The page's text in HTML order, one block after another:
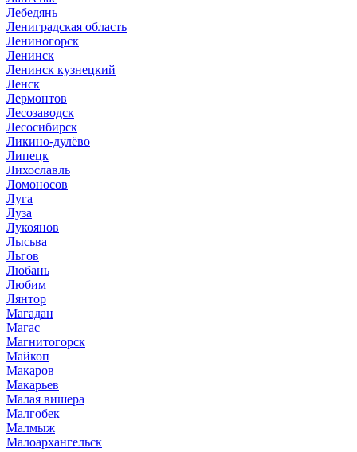
Лебедянь
Лениградская область
Лениногорск
Ленинск
Ленинск кузнецкий
Ленск
Лермонтов
Лесозаводск
Лесосибирск
Ликино-дулёво
Липецк
Лихославль
Ломоносов
Луга
Луза
Лукоянов
Лысьва
Льгов
Любань
Любим
Лянтор
Магадан
Магас
Магнитогорск
Майкоп
Макаров
Макарьев
Малая вишера
Малгобек
Малмыж
Малоархангельск